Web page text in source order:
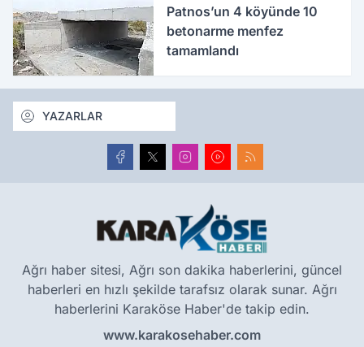
Patnos’un 4 köyünde 10
betonarme menfez
tamamlandı
YAZARLAR
Ağrı haber sitesi, Ağrı son dakika haberlerini, güncel
haberleri en hızlı şekilde tarafsız olarak sunar. Ağrı
haberlerini Karaköse Haber'de takip edin.
www.karakosehaber.com